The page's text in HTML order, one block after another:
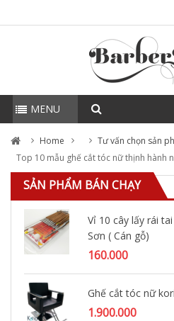
MENU
Home
Tư vấn chọn sản
Top 10 mẫu ghế cắt tóc nữ thịnh hành
SẢN PHẨM BÁN CHẠY
Vỉ 10 cây lấy rái
Sơn ( Cán gỗ)
160.000
Ghế cắt tóc nữ
1.900.000